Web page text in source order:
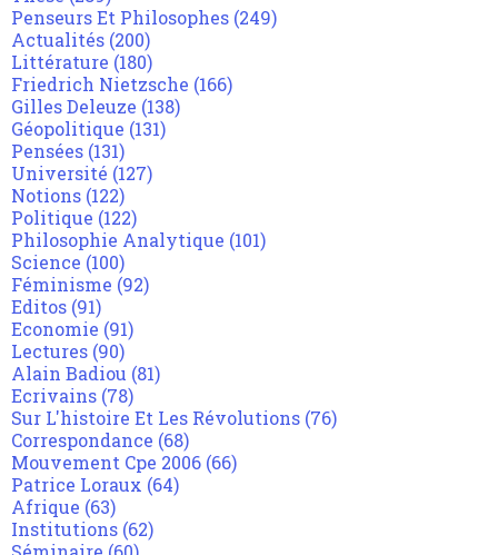
Penseurs Et Philosophes (249)
Actualités (200)
Littérature (180)
Friedrich Nietzsche (166)
Gilles Deleuze (138)
Géopolitique (131)
Pensées (131)
Université (127)
Notions (122)
Politique (122)
Philosophie Analytique (101)
Science (100)
Féminisme (92)
Editos (91)
Economie (91)
Lectures (90)
Alain Badiou (81)
Ecrivains (78)
Sur L'histoire Et Les Révolutions (76)
Correspondance (68)
Mouvement Cpe 2006 (66)
Patrice Loraux (64)
Afrique (63)
Institutions (62)